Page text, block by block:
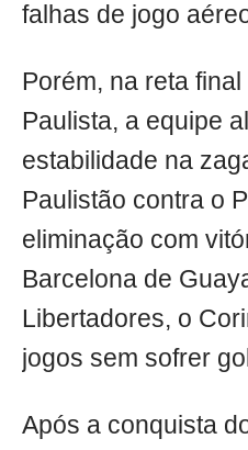
falhas de jogo
Porém, na reta
Paulista, a equipe
estabilidade na
Paulistão contra o
eliminação com
Barcelona de
Libertadores, o
jogos sem sofrer
Após a conquista